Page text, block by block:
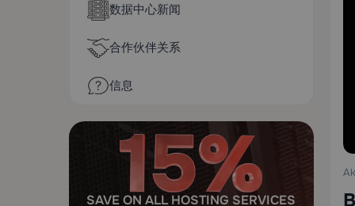
数据中心新闻
合作伙伴关系
信息
SAVE ON ALL HOSTING SERVICES